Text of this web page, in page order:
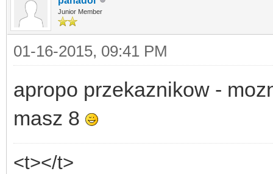
Junior Member
01-16-2015, 09:41 PM
apropo przekaznikow -
masz 8
<t></t>